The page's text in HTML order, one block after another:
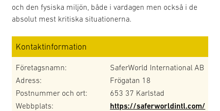
och den fysiska miljön, både i vardagen men också i de
absolut mest kritiska situationerna.
Kontaktinformation
Företagsnamn:
SaferWorld International AB
Adress:
Frögatan 18
Postnummer och ort:
653 37 Karlstad
Webbplats:
https://saferworldintl.com/